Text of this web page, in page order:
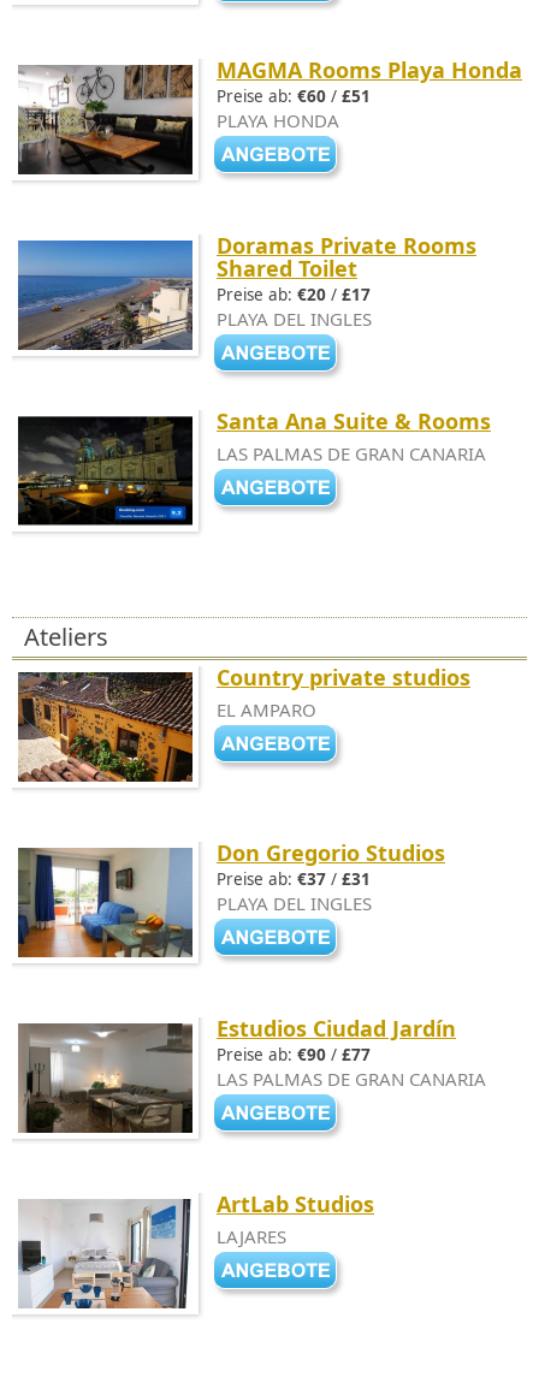
MAGMA Rooms Playa Honda
Preise ab: €60 / £51
PLAYA HONDA
Doramas Private Rooms
Shared Toilet
Preise ab: €20 / £17
PLAYA DEL INGLES
Santa Ana Suite & Rooms
LAS PALMAS DE GRAN CANARIA
Ateliers
Country private studios
EL AMPARO
Don Gregorio Studios
Preise ab: €37 / £31
PLAYA DEL INGLES
Estudios Ciudad Jardín
Preise ab: €90 / £77
LAS PALMAS DE GRAN CANARIA
ArtLab Studios
LAJARES